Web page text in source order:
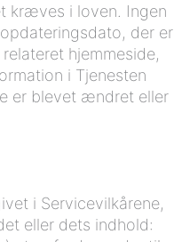
kræves i loven. Ingen
der er
hjemmeside,
i Tjenesten
er blevet ændret eller
i Servicevilkårene,
eller dets indhold: